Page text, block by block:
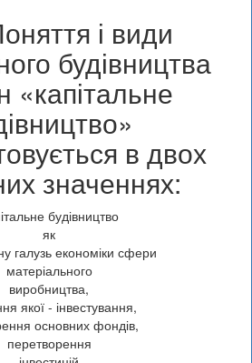
і види
будівництва
«капітальне
в двох
значеннях:
будівництво
як
галузь економіки сфери
матеріального
виробництва,
якої - інвестування,
основних фондів,
перетворення